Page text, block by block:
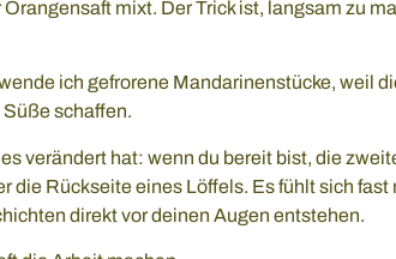
Orangensaft mixt. Der Trick ist, langsam zu
ich gefrorene Mandarinenstücke, weil
schaffen.
verändert hat: wenn du bereit bist, die
die Rückseite eines Löffels. Es fühlt sich fast
direkt vor deinen Augen entstehen.